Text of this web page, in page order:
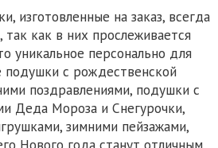
изготовленные на заказ, всегда
так как в них прослеживается
уникальное персонально для
подушки с рождественской
поздравлениями, подушки с
Деда Мороза и Снегурочки,
зимними пейзажами,